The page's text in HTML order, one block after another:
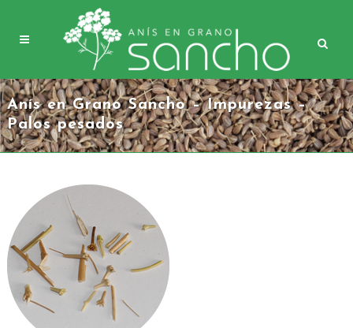
Anís en Grano Sancho – Impurezas –
Palos pesados